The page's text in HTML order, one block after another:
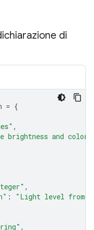
di
= {
,
brightness and
,
:
"Light level from
,